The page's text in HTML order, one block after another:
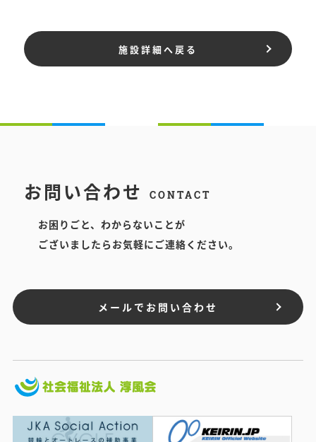
施設詳細へ戻る
お問い合わせ CONTACT
お困りごと、わからないことが
ございましたらお気軽にご連絡ください。
メールでお問い合わせ